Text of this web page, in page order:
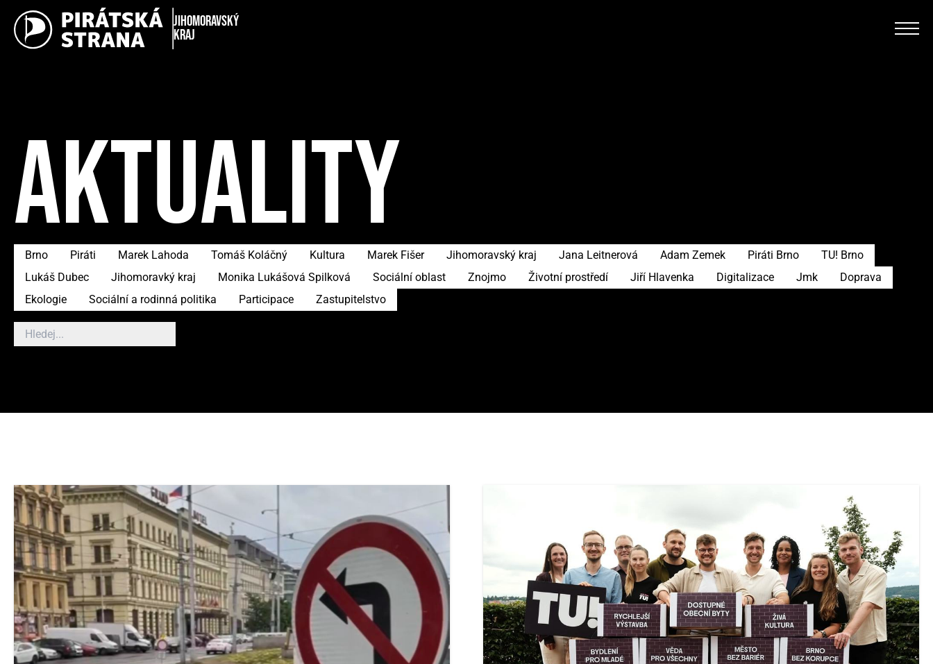
Jihomoravský
kraj
AKTUALITY
Brno Piráti Marek Lahoda Tomáš Koláčný Kultura Marek Fišer Jihomoravský kraj Jana Leitnerová Adam Zemek Piráti Brno
TU! Brno
Lukáš Dubec
Jihomoravký kraj Monika Lukášová Spilková Sociální oblast Znojmo Životní prostředí Jiří Hlavenka Digitalizace Jmk
Doprava
Ekologie
Sociální a rodinná politika Participace Zastupitelstvo